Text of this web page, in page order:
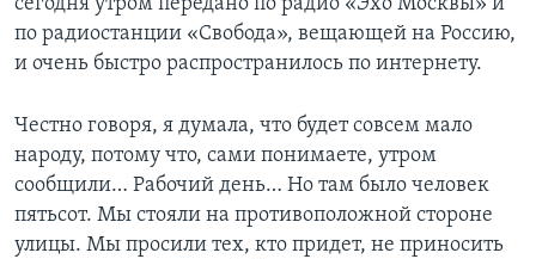
по радиостанции «Свобода», вещающей на Россию,
и очень быстро распространилось по интернету.
Честно говоря, я думала, что будет совсем мало
народу, потому что, сами понимаете, утром
сообщили… Рабочий день… Но там было человек
пятьсот. Мы стояли на противоположной стороне
улицы. Мы просили тех, кто придет, не приносить